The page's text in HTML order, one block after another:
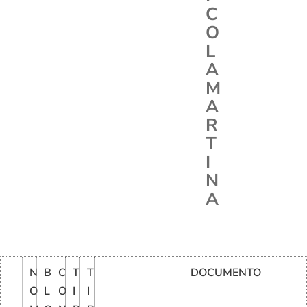
C
O
L
A
M
A
R
T
I
N
A
N
O
B
L
C
O
T
I
T
I
DOCUMENTO